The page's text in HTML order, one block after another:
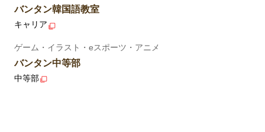
バンタン韓国語教室
キャリア
ゲーム・イラスト・eスポーツ・アニメ
バンタン中等部
中等部